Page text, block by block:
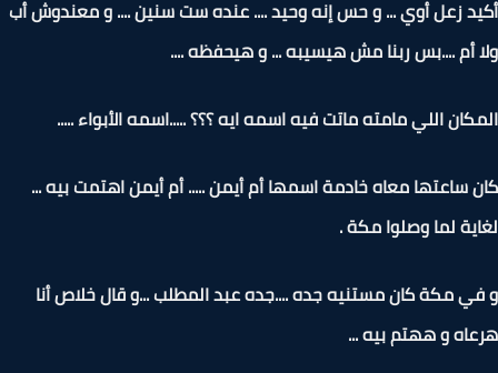
زعل أوي ... و حس إنه وحيد .... عنده ست سنين .... و معندوش أب
أم ....بس ربنا مش هيسيبه ... و هيحفظه ....
اللي مامته ماتت فيه اسمه ايه ؟؟؟ .....اسمه الأبواء .....
ساعتها معاه خادمة اسمها أم أيمن ..... أم أيمن اهتمت بيه ...
لما وصلوا مكة .
مكة كان مستنيه جده ....جده عبد المطلب ...و قال خلاص أنا
و ههتم بيه ...